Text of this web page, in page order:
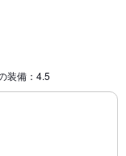
装備：4.5